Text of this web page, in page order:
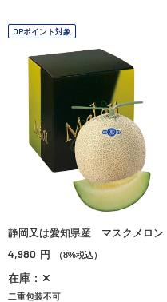
OPポイント対象
静岡又は愛知県産 マスクメロン
4,980 円 （8%税込）
在庫：✕
二重包装不可